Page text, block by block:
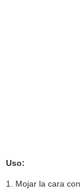
Uso:
1. Mojar la cara